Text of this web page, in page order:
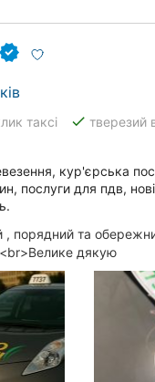
таксі done тверезий
кур'єрська
послуги для пдв,
, порядний та
дякую